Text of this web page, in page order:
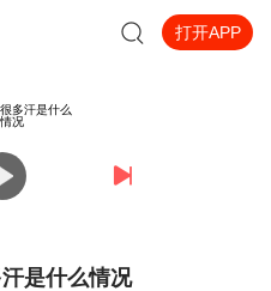
打开APP
是什么情况